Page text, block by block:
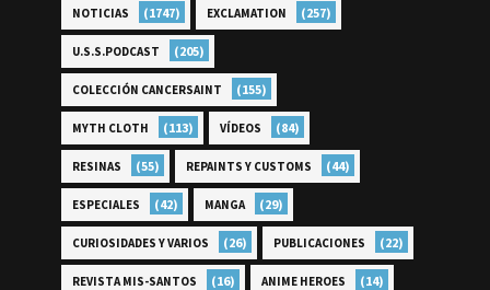
NOTICIAS (1747) EXCLAMATION (257)
U.S.S.PODCAST (205)
COLECCIÓN CANCERSAINT (155)
MYTH CLOTH (113) VÍDEOS (84)
RESINAS (55) REPAINTS Y CUSTOMS (44)
ESPECIALES (42) MANGA (29)
CURIOSIDADES Y VARIOS (26) PUBLICACIONES (22)
REVISTA MIS-SANTOS (16) ANIME HEROES (14)